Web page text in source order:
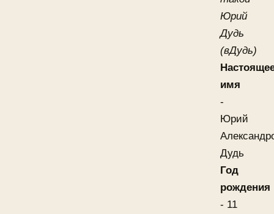
Юрий
Дудь
(вДудь)
имя
-
Юрий
Дудь
Год
рождения
- 11